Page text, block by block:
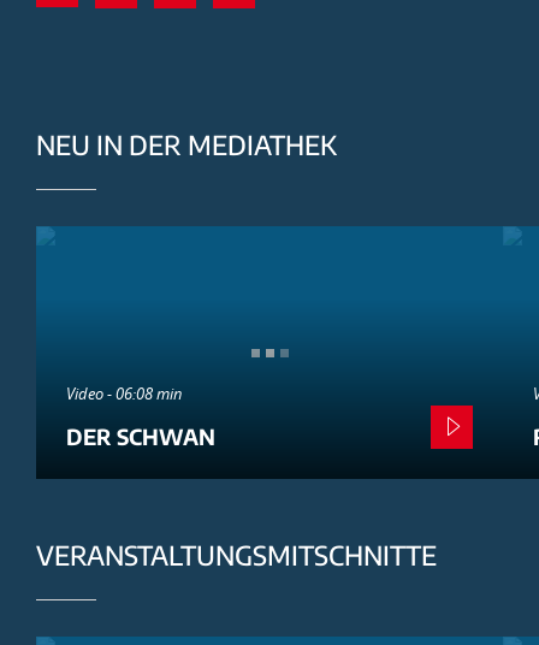
NEU IN DER MEDIATHEK
Video - 06:08 min
DER SCHWAN
VERANSTALTUNGSMITSCHNITTE